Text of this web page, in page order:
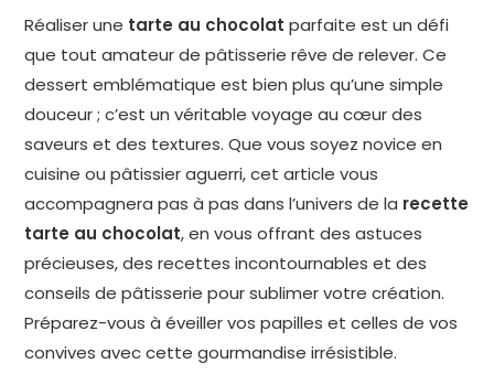
Réaliser une tarte au chocolat parfaite est un défi
que tout amateur de pâtisserie rêve de relever. Ce
dessert emblématique est bien plus qu’une simple
douceur ; c’est un véritable voyage au cœur des
saveurs et des textures. Que vous soyez novice en
cuisine ou pâtissier aguerri, cet article vous
accompagnera pas à pas dans l’univers de la recette
tarte au chocolat, en vous offrant des astuces
précieuses, des recettes incontournables et des
conseils de pâtisserie pour sublimer votre création.
Préparez-vous à éveiller vos papilles et celles de vos
convives avec cette gourmandise irrésistible.